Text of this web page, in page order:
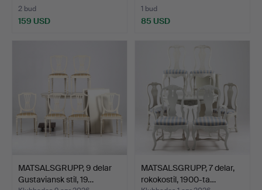
2 bud
159 USD
1 bud
85 USD
MATSALSGRUPP, 9 delar
Gustaviansk stil, 19…
MATSALSGRUPP, 7 delar,
rokokostil, 1900-ta…